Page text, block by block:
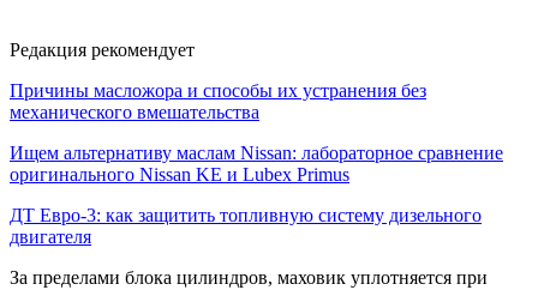
Редакция рекомендует
Причины масложора и способы их устранения без
механического вмешательства
Ищем альтернативу маслам Nissan: лабораторное сравнение
оригинального Nissan KE и Lubex Primus
ДТ Евро-3: как защитить топливную систему дизельного
двигателя
За пределами блока цилиндров, маховик уплотняется при